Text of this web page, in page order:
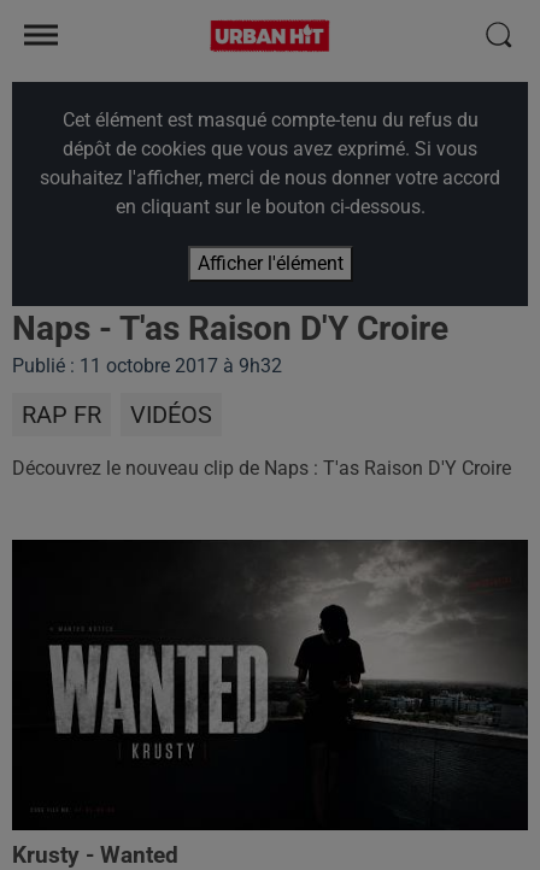
Cet élément est masqué compte-tenu du refus du
dépôt de cookies que vous avez exprimé. Si vous
souhaitez l'afficher, merci de nous donner votre accord
en cliquant sur le bouton ci-dessous.
Afficher l'élément
Naps - T'as Raison D'Y Croire
Publié : 11 octobre 2017 à 9h32
RAP FR VIDÉOS
Découvrez le nouveau clip de Naps : T'as Raison D'Y Croire
Krusty - Wanted